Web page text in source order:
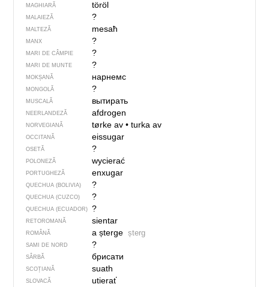
MAGHIARĂ töröl
MALAIEZĂ ?
MALTEZĂ mesaħ
MANX ?
MARI DE CÂMPIE ?
MARI DE MUNTE ?
MOKȘANĂ нарнемс
MONGOLĂ ?
MUSCALĂ вытирать
NEERLANDEZĂ afdrogen
NORVEGIANĂ tørke av• turka av
OCCITANĂ eissugar
OSETĂ ?
POLONEZĂ wycierać
PORTUGHEZĂ enxugar
QUECHUA (BOLIVIA) ?
QUECHUA (CUZCO) ?
QUECHUA (ECUADOR) ?
RETOROMANĂ sientar
ROMÂNĂ a șterge șterg
SAMI DE NORD ?
SÂRBĂ брисати
SCOȚIANĂ suath
SLOVACĂ utierať